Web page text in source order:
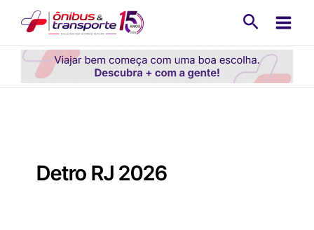
conteúdo
Detro RJ 2026